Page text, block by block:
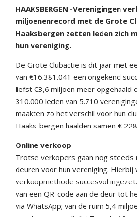
HAAKSBERGEN -Verenigingen
miljoenenrecord met de Grote
Haaksbergen zetten leden zich
hun vereniging.
De Grote Clubactie is dit jaar met
van €16.381.041 een ongekend
liefst €3,6 miljoen meer opgehaald
310.000 leden van 5.710
maakten zo het verschil voor hun
Haaks-bergen haalden samen €
Online verkoop
Trotse verkopers gaan nog steeds
deuren voor hun vereniging. Hierbij
verkoopmethode succesvol
van een QR-code aan de deur tot
via WhatsApp; van de ruim 5,4